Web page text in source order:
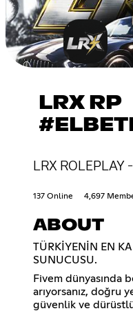
LRX RP
LRX ROLEPLAY
137 Online 4,697
ABOUT
TÜRKİYENİN EN
SUNUCUSU.
Fivem dünyasında
arıyorsanız, doğru
güvenlik ve